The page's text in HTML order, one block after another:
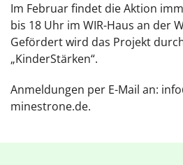
Im Februar findet die Aktion
bis 18 Uhr im WIR-Haus an der
Gefördert wird das Projekt
„KinderStärken“.
Anmeldungen per E-Mail an:
minestrone.de.